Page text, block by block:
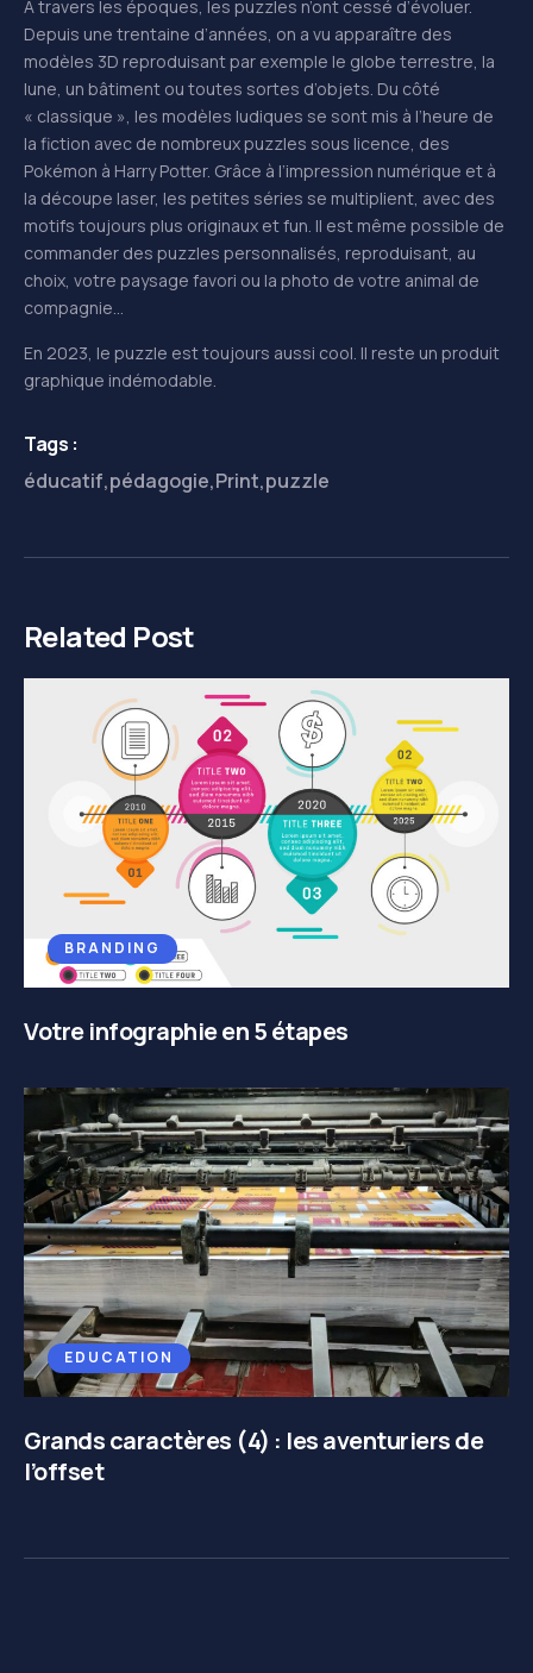
À travers les époques, les puzzles n’ont cessé d’évoluer.
Depuis une trentaine d’années, on a vu apparaître des
modèles 3D reproduisant par exemple le globe terrestre, la
lune, un bâtiment ou toutes sortes d’objets. Du côté
« classique », les modèles ludiques se sont mis à l’heure de
la fiction avec de nombreux puzzles sous licence, des
Pokémon à Harry Potter. Grâce à l’impression numérique et à
la découpe laser, les petites séries se multiplient, avec des
motifs toujours plus originaux et fun. Il est même possible de
commander des puzzles personnalisés, reproduisant, au
choix, votre paysage favori ou la photo de votre animal de
compagnie…
En 2023, le puzzle est toujours aussi cool. Il reste un produit
graphique indémodable.
Tags :
éducatif,pédagogie,Print,puzzle
Related Post
BRANDING
Votre infographie en 5 étapes
EDUCATION
Grands caractères (4) : les aventuriers de
l’offset